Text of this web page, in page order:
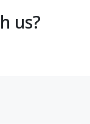
us?